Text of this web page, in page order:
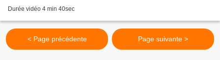
Durée vidéo 4 min 40sec
< Page précédente Page suivante >